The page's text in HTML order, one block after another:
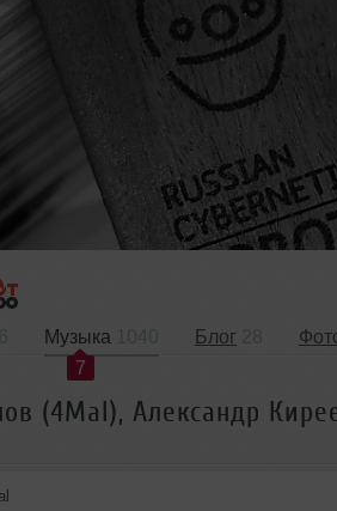
Музыка
7
Блог
(4Mal), Александр